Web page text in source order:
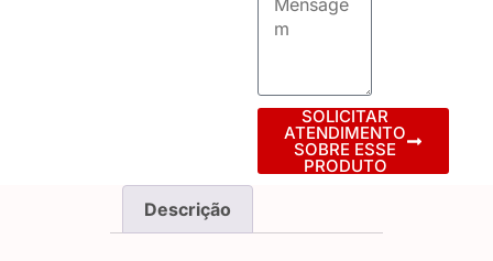
SOLICITAR
ATENDIMENTO
SOBRE ESSE
PRODUTO
Descrição